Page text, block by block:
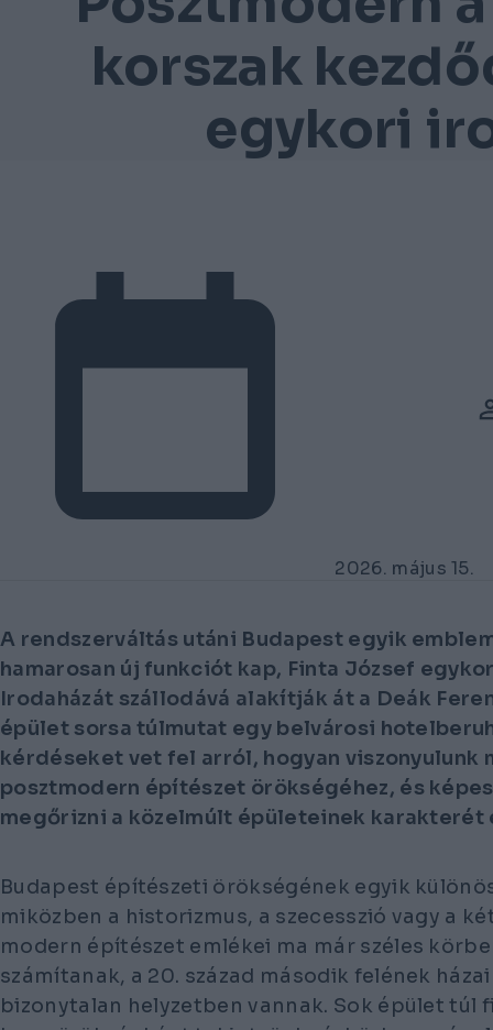
korszak
egykori
2026. május 15.
A rendszerváltás utáni Budapest egyik
hamarosan új funkciót kap, Finta József
Irodaházát szállodává alakítják át a Deák
épület sorsa túlmutat egy belvárosi
kérdéseket vet fel arról, hogyan viszonyulunk
posztmodern építészet örökségéhez, és
megőrizni a közelmúlt épületeinek karakterét
Budapest építészeti örökségének egyik
miközben a historizmus, a szecesszió vagy a
modern építészet emlékei ma már széles
számítanak, a 20. század második felének
bizonytalan helyzetben vannak. Sok épület túl